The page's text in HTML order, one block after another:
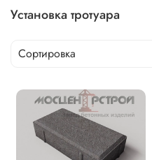
Установка тротуара